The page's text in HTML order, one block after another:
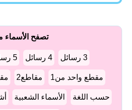
تصفح الأسماء
3 رسائل 4 رسائل 5 رسائل
مقطع واحد من1 مقاطع2
حسب اللغة الأسماء الشعبية